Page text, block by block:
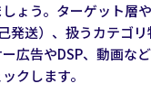
ょう。ターゲット層
発送）、扱うカテゴ
広告やDSP、動画な
クします。